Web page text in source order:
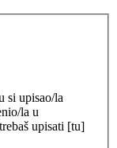
si upisao/la
la u
upisati [tu]